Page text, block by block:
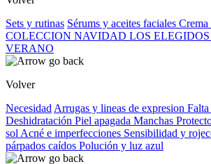
Sets y rutinas Sérums y aceites faciales Crema
COLECCION NAVIDAD LOS
VERANO
Volver
Necesidad Arrugas y lineas de expresion Falta
Deshidratación Piel apagada Manchas
sol Acné e imperfecciones Sensibilidad y
párpados caídos Polución y luz azul